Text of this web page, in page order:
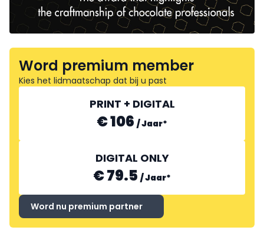
Word premium member
Kies het lidmaatschap dat bij u past
PRINT + DIGITAL
€ 106 /Jaar*
DIGITAL ONLY
€ 79.5 /Jaar*
Word nu premium partner